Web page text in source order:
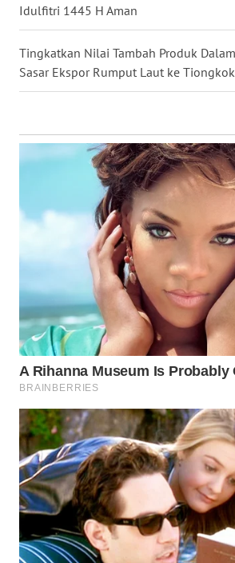
Idulfitri 1445 H Aman
Tingkatkan Nilai Tambah Produk
Sasar Ekspor Rumput Laut ke Tiongkok
WN
MALUKU
WN
MALUT
WN
DANAU
TOBA
WN
LANGKAT
WN
SELATAN
WN
TANJUNG
LESUNG
WN
KARO